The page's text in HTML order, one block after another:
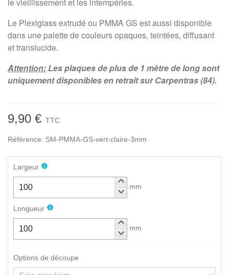
Le Plexiglass extrudé ou PMMA GS est aussi disponible
dans une palette de couleurs opaques, teintées, diffusant
et translucide.
Attention:Les plaques de plus de 1 mètre de long sont
uniquement disponibles en retrait sur Carpentras (84).
9,90 € TTC
Référence: SM-PMMA-GS-vert-claire-3mm
Largeur info
keyboard_arrow_up
keyboard_arrow_down mm
Longueur info
keyboard_arrow_up
keyboard_arrow_down mm
Options de découpe